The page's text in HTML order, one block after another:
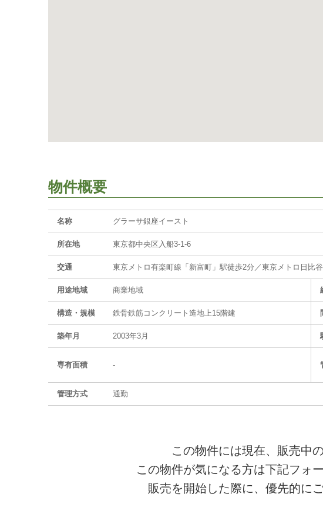
物件概要
名称 グラーサ銀座イースト
所在地 東京都中央区入船3-1-6
交通 東京メトロ有楽町線「新富町」駅徒歩2分／東京メトロ日比
用途地域 商業地域
構造・規模 鉄骨鉄筋コンクリート造地上15階建
築年月 2003年3月
専有面積 -
管理方式 通勤
この物件には現在、販売中
この物件が気になる方は下記フォ
販売を開始した際に、優先的に